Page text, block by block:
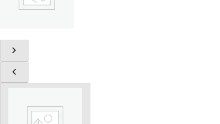
chevron_right
chevron_left